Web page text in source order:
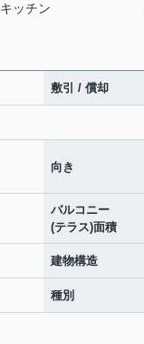
キッチン
敷引 / 償却
向き
バルコニー
(テラス)面積
建物構造
種別